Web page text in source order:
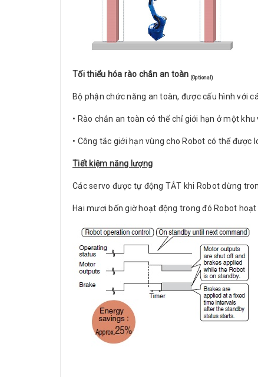
Tối thiểu hóa rào chắn an toàn (Optional)
Bộ phận chức năng an toàn, được cấu hình với
• Rào chắn an toàn có thể chỉ giới hạn ở một
• Công tắc giới hạn vùng cho Robot có thể được
Tiết kiệm năng lượng
Các servo được tự động TẮT khi Robot dừng
Hai mươi bốn giờ hoạt động trong đó Robot